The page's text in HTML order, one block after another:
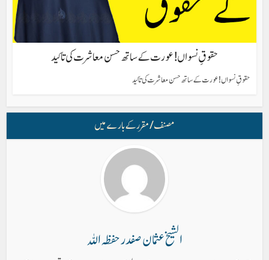
حقوقِ نسواں ! عورت کے ساتھ حسن معاشرت کی تاکید
حقوقِ نسواں ! عورت کے ساتھ حسن معاشرت کی تاکید
مصنف/ مقرر کے بارے میں
الشیخ عثمان صفدر حفظہ اللہ